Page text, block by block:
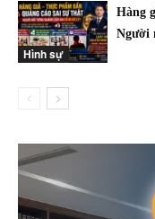
Hình sự
Hàng
Người